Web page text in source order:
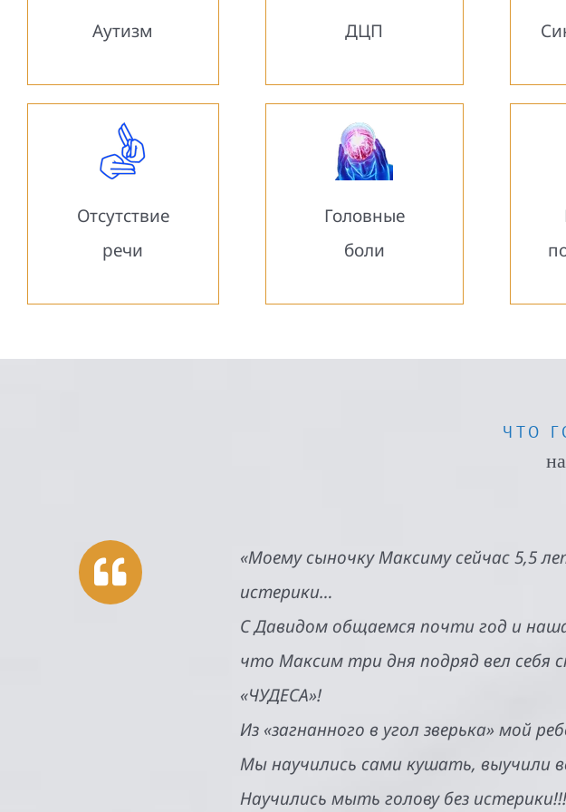
Аутизм ДЦП
Отсутствие
речи
Головные
боли
ЧТО
«Моему сыночку Максиму сейчас 5,5
истерики…
С Давидом общаемся почти год и
что Максим три дня подряд вел
«ЧУДЕСА»!
Из «загнанного в угол зверька» мой
Мы научились сами кушать, выучили
Научились мыть голову без